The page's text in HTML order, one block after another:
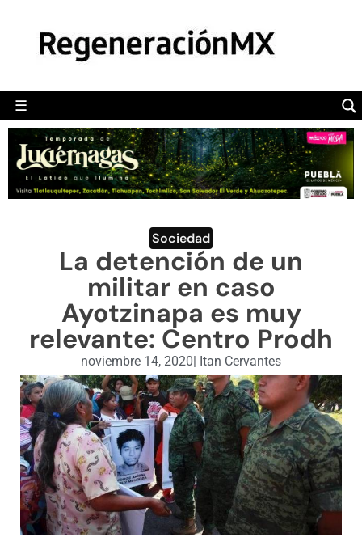
☰
POLÍTICA
CAMALEÓN
OPINIÓN
DEPORTES
ENGLISH SECTION
VIDEOS
Sociedad
La detención de un
militar en caso
Ayotzinapa es muy
relevante: Centro Prodh
noviembre 14, 2020| Itan Cervantes